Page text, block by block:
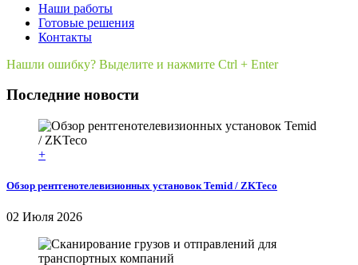
Наши работы
Готовые решения
Контакты
Нашли ошибку? Выделите и нажмите Ctrl + Enter
Последние новости
+
Обзор рентгенотелевизионных установок Temid / ZKTeco
02 Июля 2026